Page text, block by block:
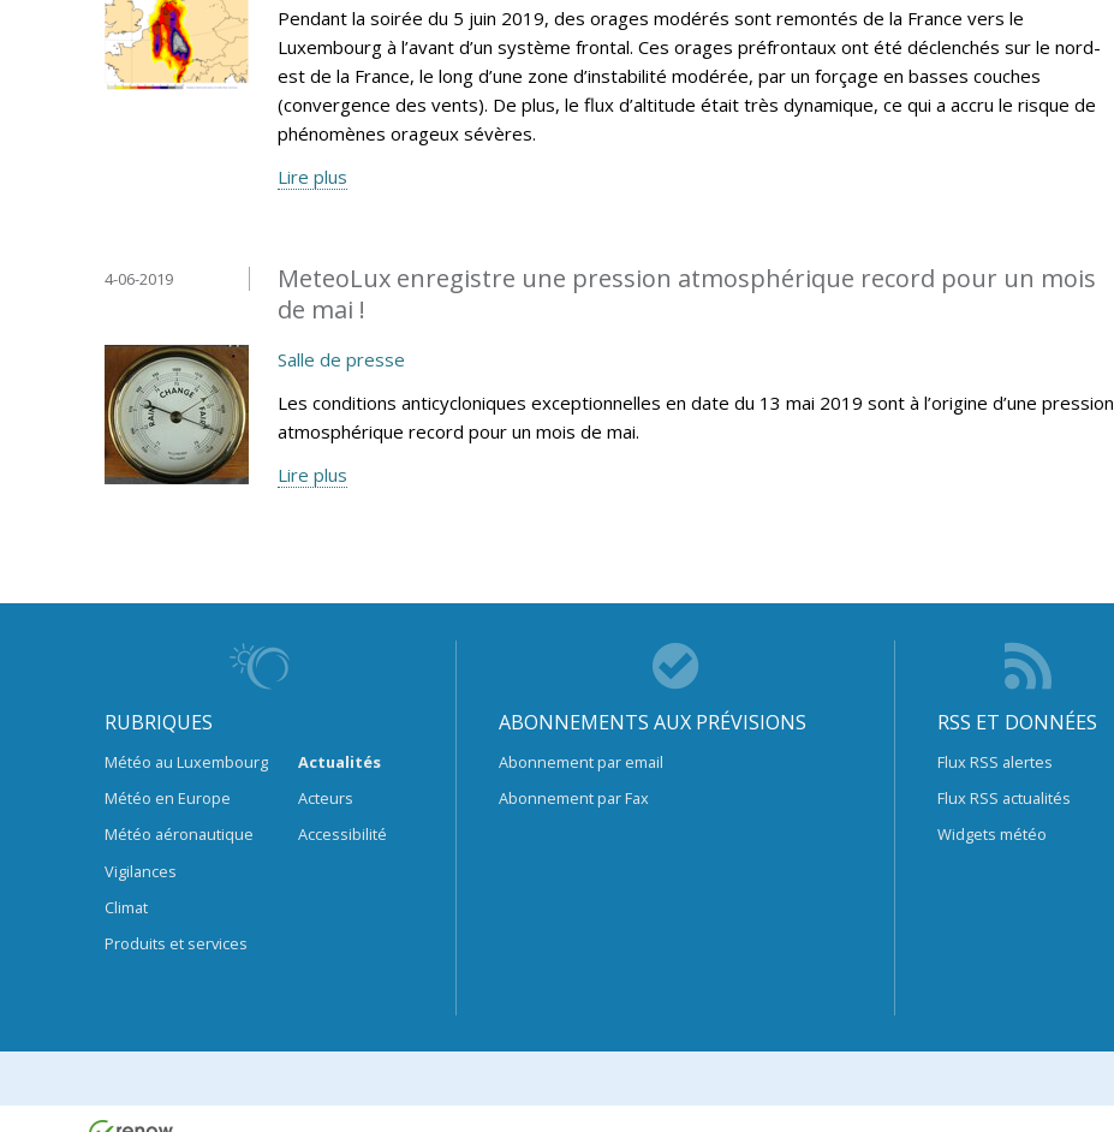
Pendant la soirée du 5 juin 2019, des orages modérés sont remontés de la France vers le
Luxembourg à l’avant d’un système frontal. Ces orages préfrontaux ont été déclenchés sur le nord-
est de la France, le long d’une zone d’instabilité modérée, par un forçage en basses couches
(convergence des vents). De plus, le flux d’altitude était très dynamique, ce qui a accru le risque de
phénomènes orageux sévères.
Lire plus
MeteoLux enregistre une pression atmosphérique record pour un mois
de mai !
4-06-2019
Salle de presse
Les conditions anticycloniques exceptionnelles en date du 13 mai 2019 sont à l’origine d’une pression
atmosphérique record pour un mois de mai.
Lire plus
RUBRIQUES
Météo au Luxembourg
Météo en Europe
Météo aéronautique
Vigilances
Climat
Produits et services
Actualités
Acteurs
Accessibilité
ABONNEMENTS AUX PRÉVISIONS
Abonnement par email
Abonnement par Fax
RSS ET DONNÉES
Flux RSS alertes
Flux RSS actualités
Widgets météo